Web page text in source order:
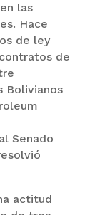
las
Hace
de ley
de
Bolivianos
Senado
actitud